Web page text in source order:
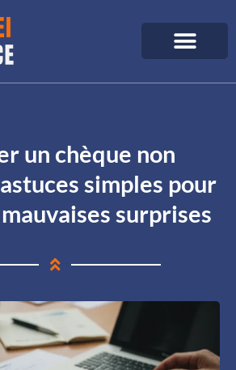
un chèque non
simples pour
surprises